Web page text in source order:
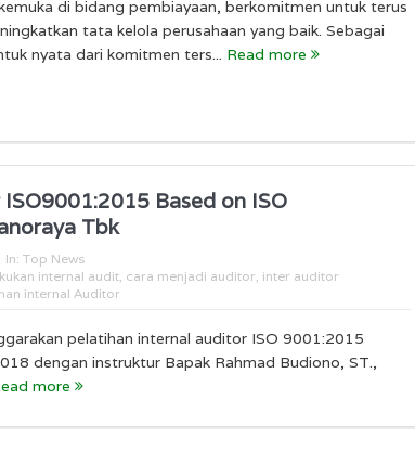
di bidang pembiayaan, berkomitmen untuk terus
tata kelola perusahaan yang baik. Sebagai
nyata dari komitmen ters... Read more
Based on ISO
Tbk
In: Top News
internal audit cara menjadi auditor inter auditor
internal Auditor
pelatihan internal auditor ISO 9001:2015
dengan instruktur Bapak Rahmad Budiono, ST.,
more